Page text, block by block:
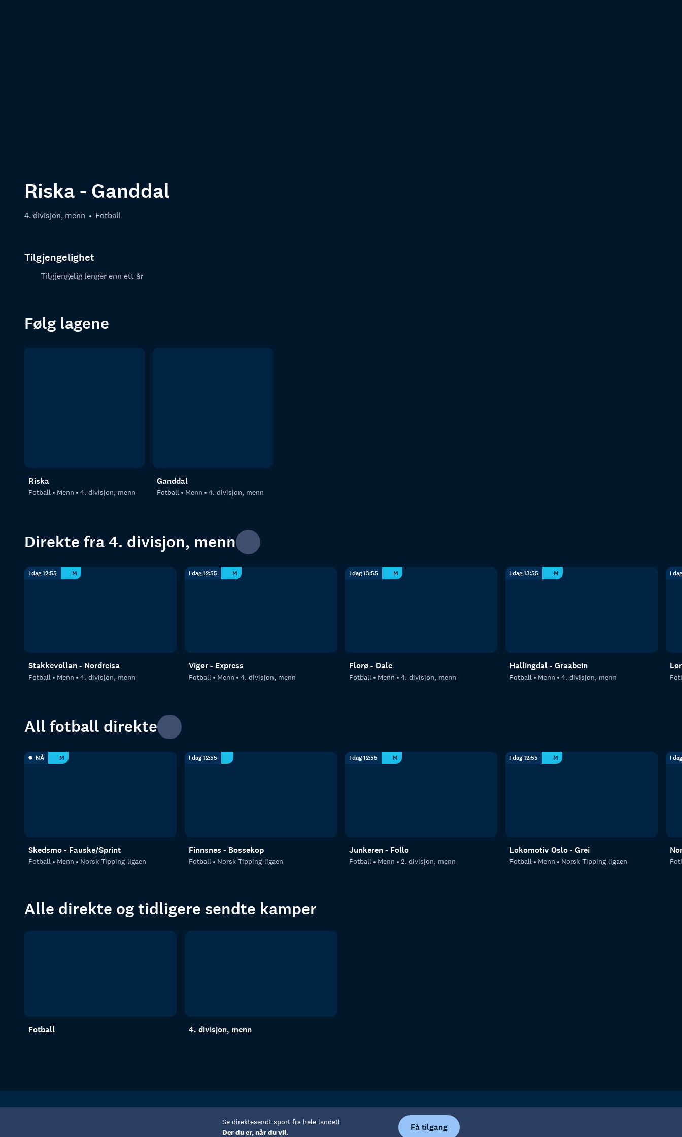
Se direktesendt sport fra hele landet!
Der du er, når du vil.
Få tilgang
Riska - Ganddal
4. divisjon, menn Fotball
Tilgjengelighet
Tilgjengelig lenger enn ett år
Følg lagene
Riska
Fotball Menn 4. divisjon, menn
Ganddal
Fotball Menn 4. divisjon, menn
Direkte fra 4. divisjon, menn
I dag 12:55 M
Stakkevollan - Nordreisa
Fotball Menn 4. divisjon, menn
I dag 12:55 M
Vigør - Express
Fotball Menn 4. divisjon, menn
I dag 13:55 M
Florø - Dale
Fotball Menn 4. divisjon, menn
I dag 13:55 M
Hallingdal - Graabein
Fotball Menn 4. divisjon, menn
I
All fotball direkte
NÅ M
Skedsmo - Fauske/Sprint
Fotball Menn Norsk Tipping-ligaen
I dag 12:55
Finnsnes - Bossekop
Fotball Norsk Tipping-ligaen
I dag 12:55 M
Junkeren - Follo
Fotball Menn 2. divisjon, menn
I dag 12:55 M
Lokomotiv Oslo - Grei
Fotball Menn Norsk Tipping-ligaen
I
Alle direkte og tidligere sendte kamper
Fotball 4. divisjon, menn